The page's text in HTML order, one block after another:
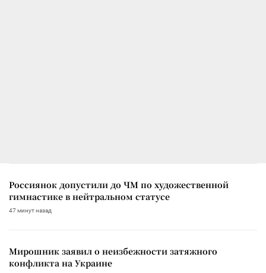
Россиянок допустили до ЧМ по художественной
гимнастике в нейтральном статусе
47 минут назад
Мирошник заявил о неизбежности затяжного
конфликта на Украине